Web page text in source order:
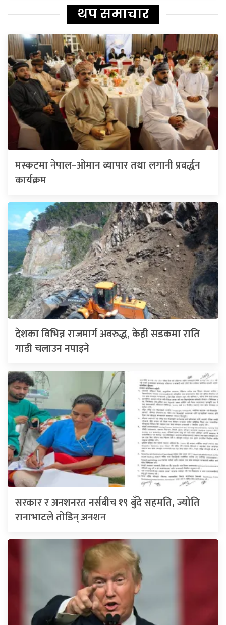
थप समाचार
मस्कटमा नेपाल–ओमान व्यापार तथा लगानी प्रवर्द्धन
कार्यक्रम
देशका विभिन्न राजमार्ग अवरुद्ध, केही सडकमा राति
गाडी चलाउन नपाइने
सरकार र अनशनरत नर्सबीच १९ बुँदे सहमति, ज्योति
रानाभाटले तोडिन् अनशन